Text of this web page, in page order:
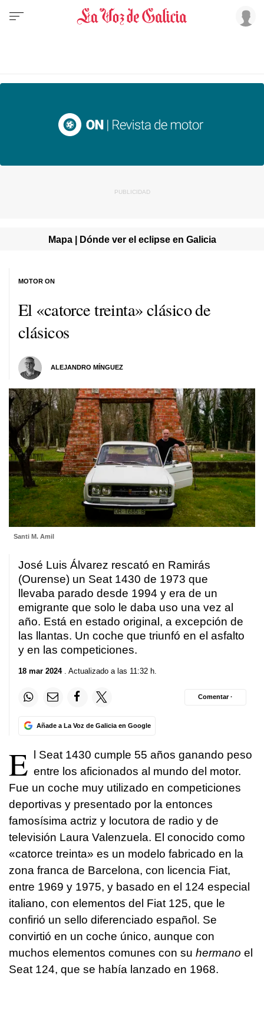
Mapa | Dónde ver el eclipse en Galicia
El «catorce treinta» clásico de
clásicos
ALEJANDRO MÍNGUEZ
MOTOR ON
Santi M. Amil
José Luis Álvarez rescató en Ramirás
(Ourense) un Seat 1430 de 1973 que
llevaba parado desde 1994 y era de un
emigrante que solo le daba uso una vez al
año. Está en estado original, a excepción de
las llantas. Un coche que triunfó en el asfalto
y en las competiciones.
18 mar 2024. Actualizado a las 11:32 h.
Añade a La Voz de Galicia en Google
Comentar ·
E l Seat 1430 cumple 55 años ganando peso
entre los aficionados al mundo del motor.
Fue un coche muy utilizado en competiciones
deportivas y presentado por la entonces
famosísima actriz y locutora de radio y de
televisión Laura Valenzuela. El conocido como
«catorce treinta» es un modelo fabricado en la
zona franca de Barcelona, con licencia Fiat,
entre 1969 y 1975, y basado en el 124 especial
italiano, con elementos del Fiat 125, que le
confirió un sello diferenciado español. Se
convirtió en un coche único, aunque con
muchos elementos comunes con su hermano el
Seat 124, que se había lanzado en 1968.